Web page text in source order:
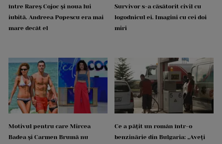
între Rareș Cojoc și noua lui
iubită. Andreea Popescu era mai
mare decât el
Survivor s-a căsătorit civil cu
logodnicul ei. Imagini cu cei doi
miri
Motivul pentru care Mircea
Badea și Carmen Brumă nu
Ce a pățit un român într-o
benzinărie din Bulgaria: „Aveți